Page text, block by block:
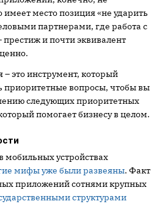
место позиция «не ударить
партнерами, где работа с
и почти эквивалент
это инструмент, который
приоритетные вопросы, чтобы вы
следующих приоритетных
помогает бизнесу в целом.
мобильных устройствах
мифы уже были развеяны. Факт
приложений сотнями крупных
структурами